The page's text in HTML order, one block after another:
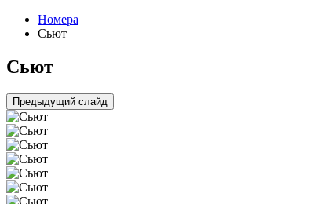
Номера
Сьют
Сьют
Предыдущий слайд